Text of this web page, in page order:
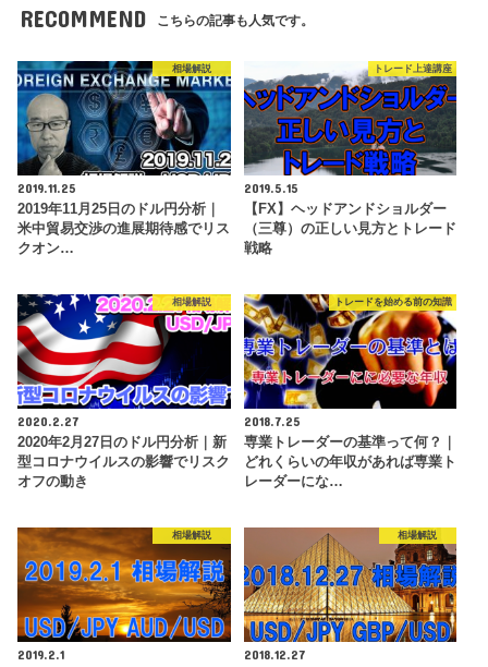
RECOMMEND こちらの記事も人気です。
相場解説
2019.11.25
2019年11月25日のドル円分析｜
米中貿易交渉の進展期待感でリス
クオン…
トレード上達講座
2019.5.15
【FX】ヘッドアンドショルダー
（三尊）の正しい見方とトレード
戦略
相場解説
2020.2.27
2020年2月27日のドル円分析｜新
型コロナウイルスの影響でリスク
オフの動き
トレードを始める前の知識
2018.7.25
専業トレーダーの基準って何？｜
どれくらいの年収があれば専業ト
レーダーにな…
相場解説
2019.2.1
相場解説
2018.12.27